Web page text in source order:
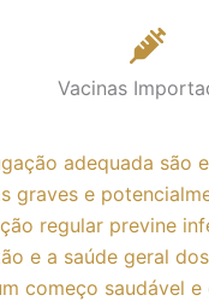
Vacinas
adequada são
graves e
regular previne
e a saúde geral
começo saudável